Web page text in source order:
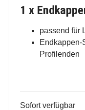
1 x
passend für
Endkappen-
Profilenden
Sofort verfügbar